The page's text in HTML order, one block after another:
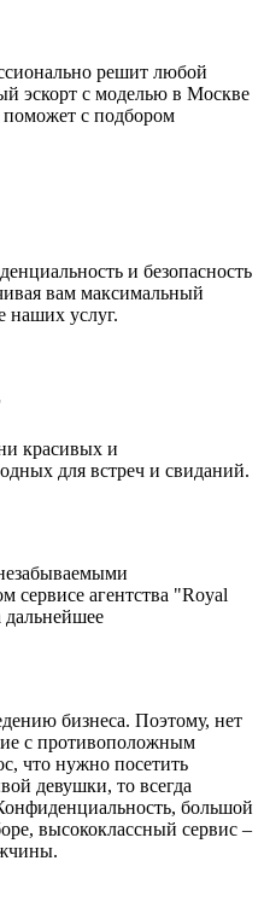
решит любой
эскорт с моделью в Москве
с подбором
и безопасность
вам максимальный
наших услуг.
красивых и
для встреч и свиданий.
сервисе агентства "Royal
дальнейшее
бизнеса. Поэтому, нет
с противоположным
что нужно посетить
девушки, то всегда
большой
высококлассный сервис –